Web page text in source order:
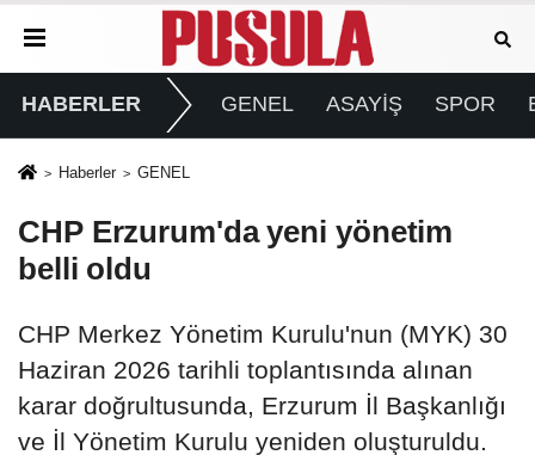
HABERLER GENEL ASAYİŞ SPOR
Haberler GENEL
CHP Erzurum'da yeni yönetim
belli oldu
CHP Merkez Yönetim Kurulu'nun (MYK) 30
Haziran 2026 tarihli toplantısında alınan
karar doğrultusunda, Erzurum İl Başkanlığı
ve İl Yönetim Kurulu yeniden oluşturuldu.